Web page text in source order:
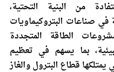
من البنية التحتية،
صناعات البتروكيماويات
الطاقة المتجددة
بما يسهم في تعظيم
يمتلكها قطاع البترول والغاز